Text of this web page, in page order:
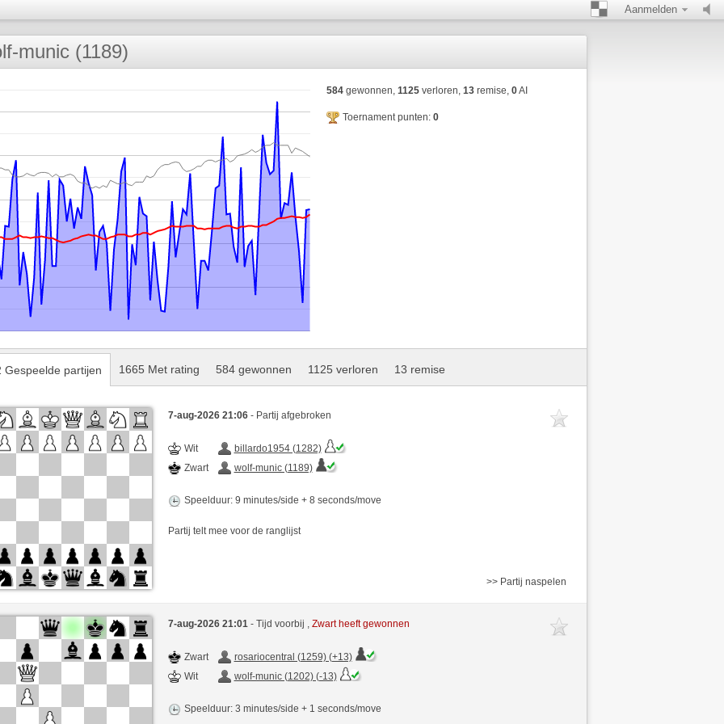
Aanmelden
munic (1189)
584gewonnen, 1125verloren, 13remise, 0AI
Toernament punten: 0
Gespeelde partijen 1665 Met rating 584 gewonnen 1125 verloren 13 remise
7-aug-2026 21:06 - Partij afgebroken
Wit
billardo1954 (1282)
Zwart
wolf-munic (1189)
Speelduur: 9 minutes/side + 8 seconds/move
Partij telt mee voor de ranglijst
>> Partij naspelen
7-aug-2026 21:01 - Tijd voorbij , Zwart heeft gewonnen
Zwart
rosariocentral (1259) (+13)
Wit
wolf-munic (1202) (-13)
Speelduur: 3 minutes/side + 1 seconds/move